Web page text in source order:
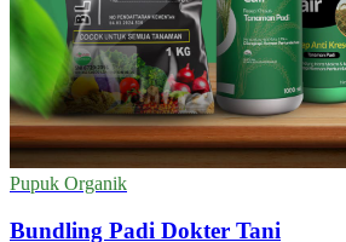
Pupuk Organik
Bundling Padi Dokter Tani